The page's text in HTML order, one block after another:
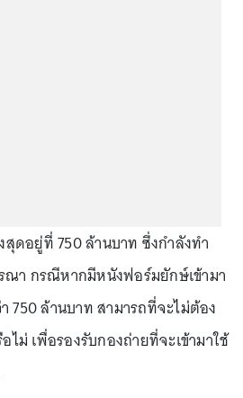
ดอยู่ที่ 750 ล้านบาท ซึ่งกำลังทำ
ณา กรณีหากมีหนังฟอร์มยักษ์เข้ามา
750 ล้านบาท สามารถที่จะไม่ต้อง
ไม่ เพื่อรองรับกองถ่ายที่จะเข้ามาใช้